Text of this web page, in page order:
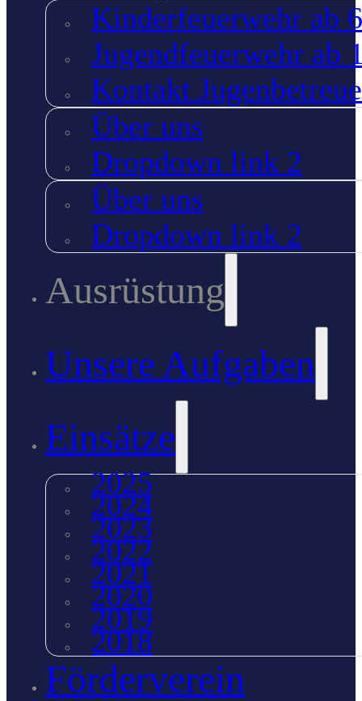
Kinderfeuerwehr ab
Jugendfeuerwehr ab
Kontakt
Über uns
Dropdown link 2
Über uns
Dropdown link 2
Ausrüstung
Unsere Aufgaben
Einsätze
2025
2024
2023
2022
2021
2020
2019
2018
Förderverein